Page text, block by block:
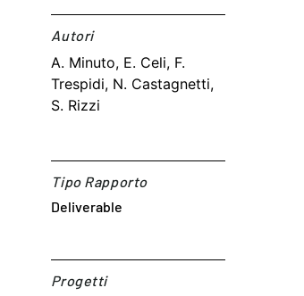
Autori​
A. Minuto, E. Celi, F.
Trespidi, N. Castagnetti,
S. Rizzi
Tipo Rapporto
Deliverable
Progetti